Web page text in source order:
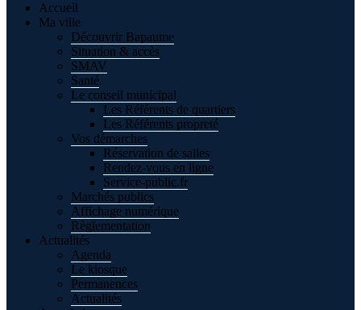
Accueil
Ma ville
Découvrir Bapaume
Situation & accès
SMAV
Santé
Le conseil municipal
Les Référents de quartiers
Les Référents propreté
Vos démarches
Réservation de salles
Rendez-vous en ligne
Service-public.fr
Marchés publics
Affichage numérique
Règlementation
Actualités
Agenda
Le kiosque
Permanences
Actualités